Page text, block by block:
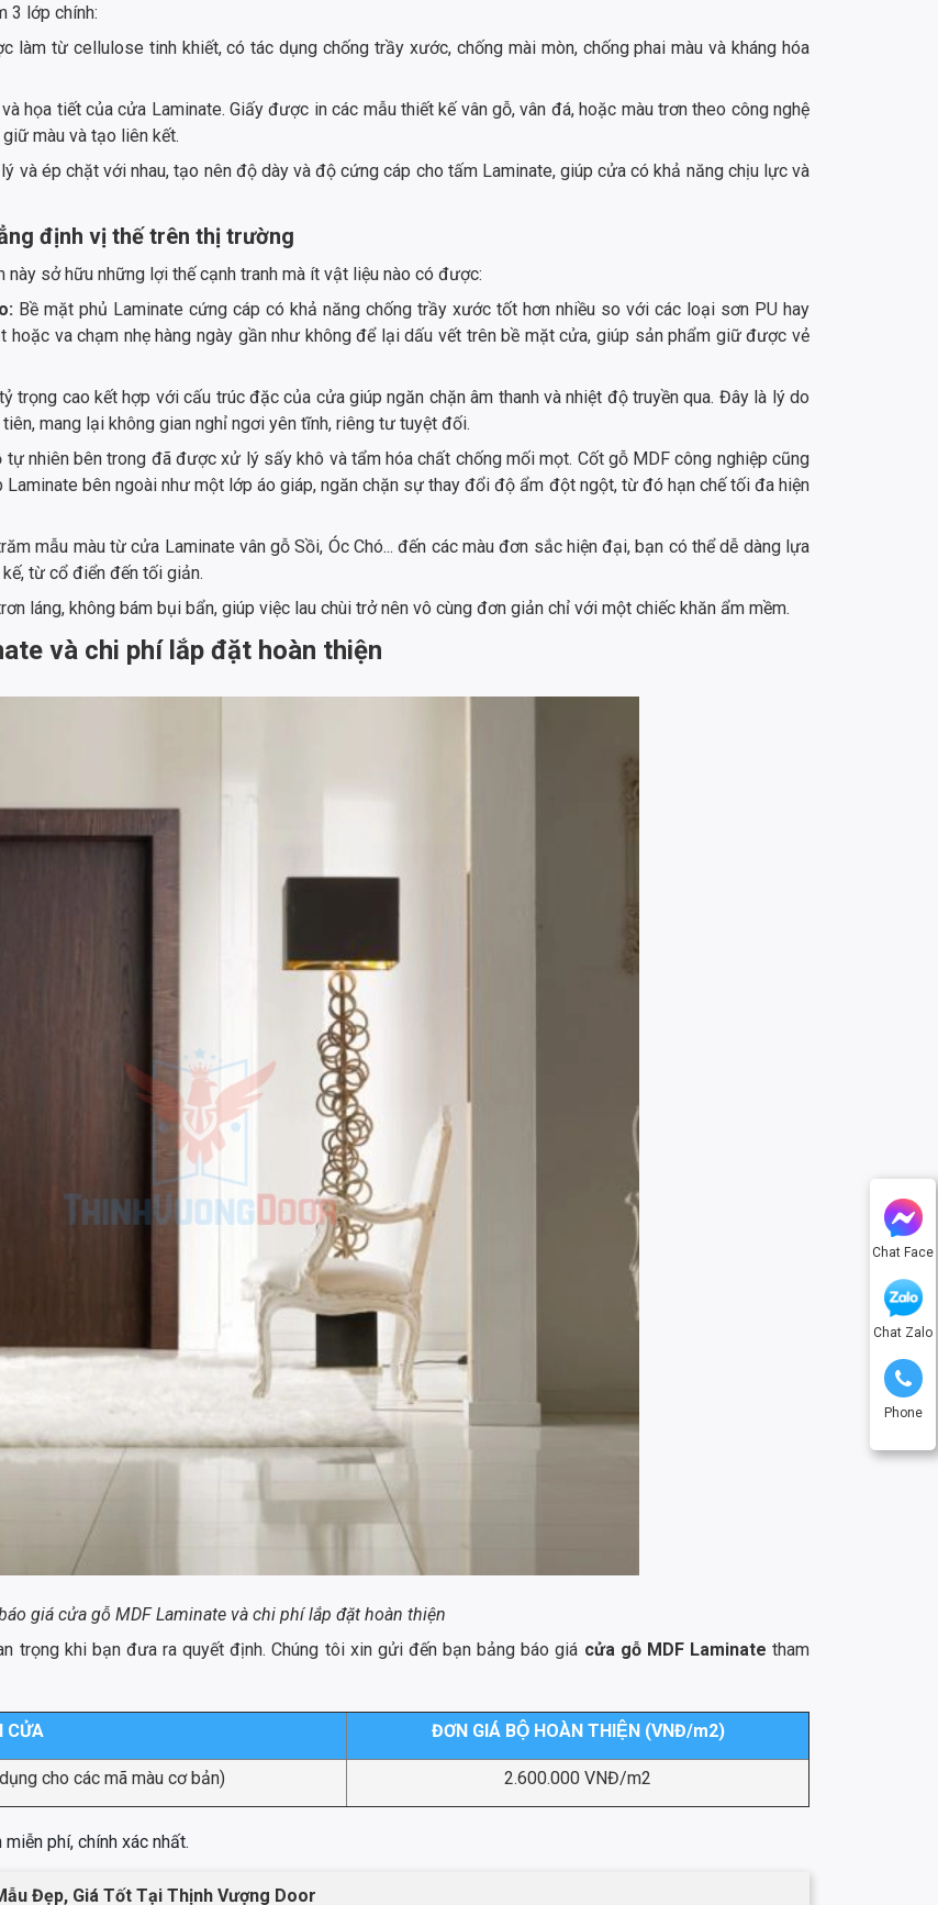
Chat Face
Chat Zalo
Phone
3 lớp chính:
làm từ cellulose tinh khiết, có tác dụng chống trầy xước, chống mài mòn, chống phai màu và kháng hóa
họa tiết của cửa Laminate. Giấy được in các mẫu thiết kế vân gỗ, vân đá, hoặc màu trơn theo công nghệ
màu và tạo liên kết.
và ép chặt với nhau, tạo nên độ dày và độ cứng cáp cho tấm Laminate, giúp cửa có khả năng chịu lực và
định vị thế trên thị trường
này sở hữu những lợi thế cạnh tranh mà ít vật liệu nào có được:
Bề mặt phủ Laminate cứng cáp có khả năng chống trầy xước tốt hơn nhiều so với các loại sơn PU hay
va chạm nhẹ hàng ngày gần như không để lại dấu vết trên bề mặt cửa, giúp sản phẩm giữ được vẻ
trọng cao kết hợp với cấu trúc đặc của cửa giúp ngăn chặn âm thanh và nhiệt độ truyền qua. Đây là lý do
mang lại không gian nghỉ ngơi yên tĩnh, riêng tư tuyệt đối.
tự nhiên bên trong đã được xử lý sấy khô và tẩm hóa chất chống mối mọt. Cốt gỗ MDF công nghiệp cũng
bên ngoài như một lớp áo giáp, ngăn chặn sự thay đổi độ ẩm đột ngột, từ đó hạn chế tối đa hiện
mẫu màu từ cửa Laminate vân gỗ Sồi, Óc Chó... đến các màu đơn sắc hiện đại, bạn có thể dễ dàng lựa
từ cổ điển đến tối giản.
láng, không bám bụi bẩn, giúp việc lau chùi trở nên vô cùng đơn giản chỉ với một chiếc khăn ẩm mềm.
và chi phí lắp đặt hoàn thiện
giá cửa gỗ MDF Laminate và chi phí lắp đặt hoàn thiện
trọng khi bạn đưa ra quyết định. Chúng tôi xin gửi đến bạn bảng báo giá cửa gỗ MDF Laminate tham
CỬA ĐƠN GIÁ BỘ HOÀN THIỆN (VNĐ/m2)
cho các mã màu cơ bản) 2.600.000 VNĐ/m2
phí, chính xác nhất.
Đẹp, Giá Tốt Tại Thịnh Vượng Door